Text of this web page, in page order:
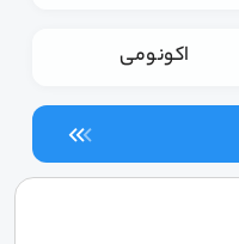
اکونومی